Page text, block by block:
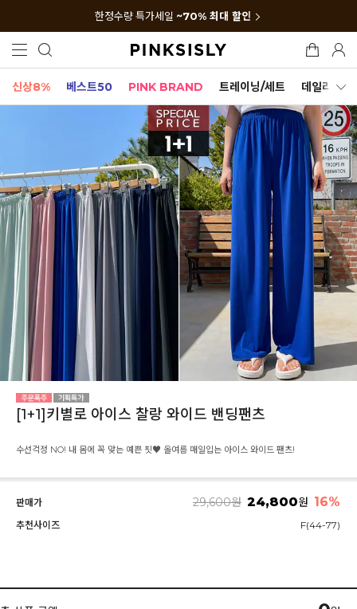
한정수량 특가세일 ~70% 최대 할인
신상8% 베스트50 PINK BRAND 트레이닝/세트 데일리세트
[1+1]키별로 아이스 찰랑 와이드 밴딩팬츠
수선걱정 NO! 내 몸에 꼭 맞는 예쁜 핏♥ 올여름 매일입는 아이스 와이드 팬츠!
판매가 29,600원 24,800원 16%
추천사이즈 F(44-77)